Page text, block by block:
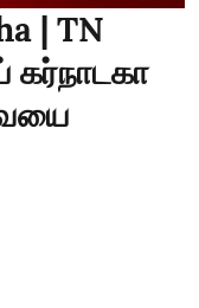
| TN
கர்நாடகா